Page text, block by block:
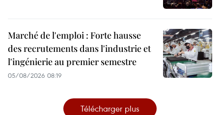
Marché de l'emploi : Forte hausse
des recrutements dans l'industrie et
l'ingénierie au premier semestre
05/08/2026 08:19
Télécharger plus